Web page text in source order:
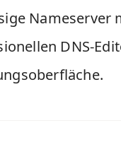
Nameserver
DNS-